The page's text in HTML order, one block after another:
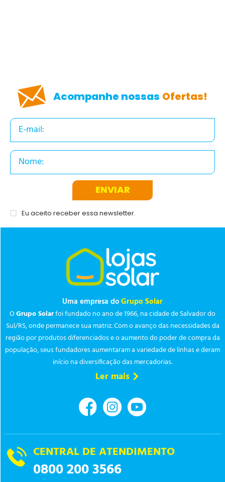
Acompanhe nossas Ofertas!
ENVIAR
Eu aceito receber essa newsletter.
Uma empresa doGrupo Solar
OGrupo Solarfoi fundado no ano de 1966, na cidade de Salvador do
Sul/RS, onde permanece sua matriz. Com o avanço das necessidades da
região por produtos diferenciados e o aumento do poder de compra da
população, seus fundadores aumentaram a variedade de linhas e deram
início na diversificação das mercadorias.
Ler mais
CENTRAL DE ATENDIMENTO
0800 200 3566